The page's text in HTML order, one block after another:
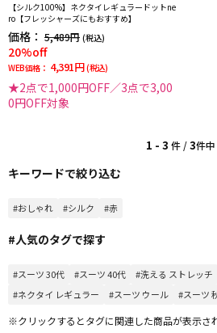
【シルク100%】ネクタイレギュラードットne
ro【フレッシャーズにもおすすめ】
価格： 5,489円 (税込)
20%off
WEB価格： 4,391円 (税込)
★2点で1,000円OFF／3点で3,00
0円OFF対象
1 - 3 件 /3件中
キーワードで絞り込む
#おしゃれ #シルク #赤
#人気のタグで探す
#スーツ 30代 #スーツ 40代 #洗える ストレッチ
#ネクタイ レギュラー
#スーツ ウール #スーツ
※クリックするとタグに関連した商品が表示され